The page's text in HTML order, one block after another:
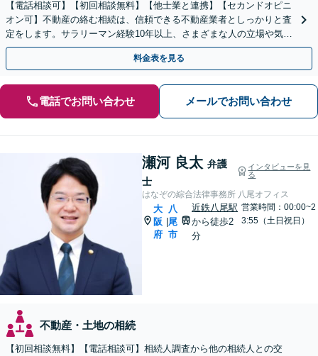
【電話相談可】【初回相談無料】【他士業と連携】【セカンドオピニ
オン可】不動産の絡む相続は、信頼できる不動産業者としっかりと査
定をします。サラリーマン経験10年以上、さまざまな人の立場や気持
ちが分かります。遺産分割や相続放棄もお任せください。
料金表を見る
電話でお問い合わせ メールでお問い合わせ
瀬河 良太 弁護
士
インタビューを見
る
はなぞの綜合法律事務所 八尾オフィス
大
阪
府
八
尾
市
近鉄八尾駅
から徒歩2
分
営業時間：00:00~2
3:55（土日祝日）
不動産・土地の相続
【初回相談無料】【電話相談可】相続人調査から他の相続人との交